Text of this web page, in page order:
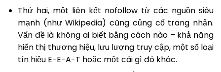
Thứ hai, một liên kết nofollow từ các nguồn siêu
mạnh (như Wikipedia) cũng củng cố trang nhận.
Vấn đề là không ai biết bằng cách nào – khả năng
hiển thị thương hiệu, lưu lượng truy cập, một số loại
tín hiệu E-E-A-T hoặc một cái gì đó khác.